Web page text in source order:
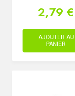
2,79 €
AJOUTER AU
PANIER